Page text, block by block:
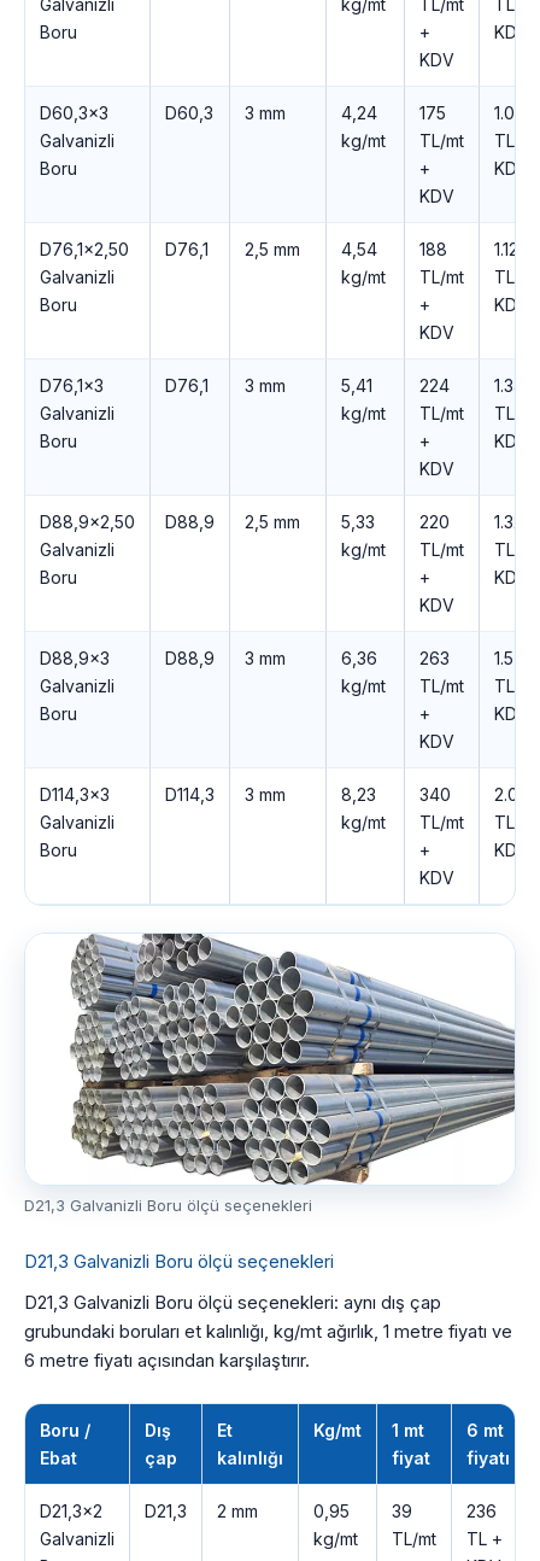
Galvanizli
Boru
kg/mt
TL/mt
+
KDV
TL +
KDV
D60,3×3
Galvanizli
Boru
D60,3 3 mm
4,24
kg/mt
175
TL/mt
+
KDV
1.051
TL +
KDV
D76,1×2,50
Galvanizli
Boru
D76,1 2,5 mm
4,54
kg/mt
188
TL/mt
+
KDV
1.125
TL +
KDV
D76,1×3
Galvanizli
Boru
D76,1 3 mm
5,41
kg/mt
224
TL/mt
+
KDV
1.341
TL +
KDV
D88,9×2,50
Galvanizli
Boru
D88,9 2,5 mm
5,33
kg/mt
220
TL/mt
+
KDV
1.321
TL +
KDV
D88,9×3
Galvanizli
Boru
D88,9 3 mm
6,36
kg/mt
263
TL/mt
+
KDV
1.576
TL +
KDV
D114,3×3
Galvanizli
Boru
D114,3 3 mm
8,23
kg/mt
340
TL/mt
+
KDV
2.042
TL +
KDV
D21,3 Galvanizli Boru ölçü seçenekleri
D21,3 Galvanizli Boru ölçü seçenekleri
D21,3 Galvanizli Boru ölçü seçenekleri: aynı dış çap
grubundaki boruları et kalınlığı, kg/mt ağırlık, 1 metre fiyatı ve
6 metre fiyatı açısından karşılaştırır.
Boru /
Ebat
Dış
çap
Et
kalınlığı
Kg/mt
1 mt
fiyat
6 mt
fiyatı
D21,3×2
Galvanizli
D21,3 2 mm
0,95
kg/mt
39
TL/mt
236
TL +